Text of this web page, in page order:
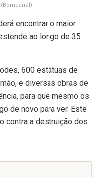
encontrar o maior
ao longo de 35
600 estátuas de
e diversas obras de
para que mesmo os
de novo para ver. Este
contra a destruição dos